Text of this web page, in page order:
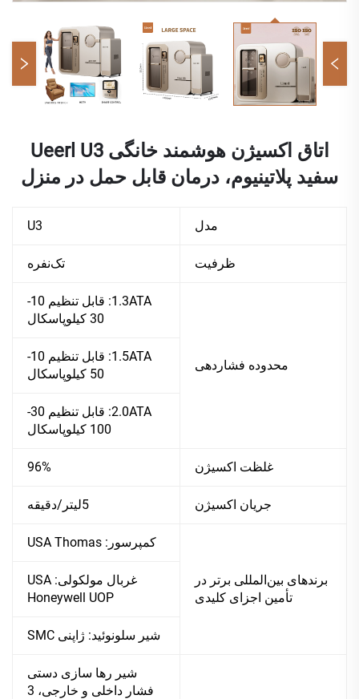
اتاق اکسیژن هوشمند خانگی Ueerl U3
سفید پلاتینیوم، درمان قابل حمل در منزل
مدل U3
ظرفیت تک‌نفره
محدوده فشاردهی
1.3ATA: قابل تنظیم 10-
30 کیلوپاسکال
1.5ATA: قابل تنظیم 10-
50 کیلوپاسکال
2.0ATA: قابل تنظیم 30-
100 کیلوپاسکال
غلظت اکسیژن 96%
جریان اکسیژن 5لیتر/دقیقه
برندهای بین‌المللی برتر در
تأمین اجزای کلیدی
کمپرسور: USA Thomas
غربال مولکولی: USA
Honeywell UOP
شیر سلونوئید: ژاپنی SMC
شیر رها سازی دستی
فشار داخلی و خارجی، 3